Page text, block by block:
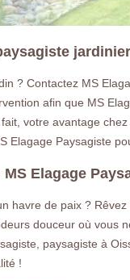
? Contactez MS
afin que MS
votre avantage
Elagage Paysagiste
Elagage
havre de paix ?
douceur où vous
paysagiste à
!